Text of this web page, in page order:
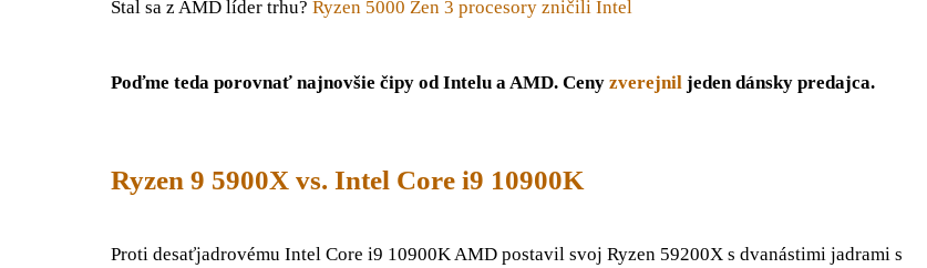
Stal sa z AMD líder trhu? Ryzen 5000 Zen 3 procesory zničili Intel
Poďme teda porovnať najnovšie čipy od Intelu a AMD. Ceny zverejnil jeden dánsky predajca.
Ryzen 9 5900X vs. Intel Core i9 10900K
Proti desaťjadrovému Intel Core i9 10900K AMD postavil svoj Ryzen 59200X s dvanástimi jadrami s